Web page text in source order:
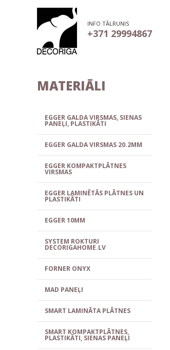
INFO TĀLRUNIS
+371 29994867
MATERIĀLI
EGGER GALDA VIRSMAS, SIENAS
PANEĻI, PLASTIKĀTI
EGGER GALDA VIRSMAS 20.2MM
EGGER KOMPAKTPLĀTNES
VIRSMAS
EGGER LAMINĒTĀS PLĀTNES UN
PLASTIKĀTI
EGGER 10MM
SYSTEM ROKTURI
DECORIGAHOME.LV
FORNER ONYX
MAD PANEĻI
SMART LAMINĀTA PLĀTNES
SMART KOMPAKTPLĀTNES,
PLASTIKĀTI, SIENAS PANEĻI